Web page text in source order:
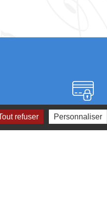
Paiement
refuser Personnaliser